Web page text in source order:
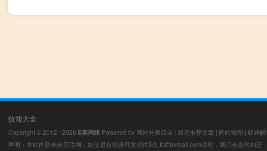
技能大全
Copyright © 2012 - 2026 E客网络 Powered by 网站分类目录 | 精选推荐文章 | 网站地图 | 疑难
声明：本站内容来自互联网，如信息有错误可发邮件到f_fb#foxmail.com说明，我们会及时纠正